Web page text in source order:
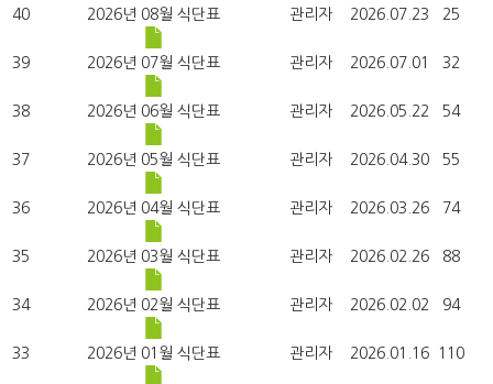
40
2026년 08월 식단표 관리자 2026.07.23 25
39 2026년 07월 식단표 관리자 2026.07.01 32
38 2026년 06월 식단표 관리자 2026.05.22 54
37 2026년 05월 식단표 관리자 2026.04.30 55
36 2026년 04월 식단표 관리자 2026.03.26 74
35 2026년 03월 식단표 관리자 2026.02.26 88
34 2026년 02월 식단표 관리자 2026.02.02 94
33 2026년 01월 식단표 관리자 2026.01.16 110